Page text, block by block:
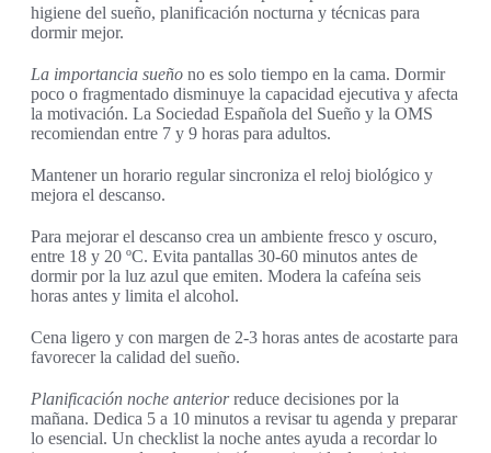
higiene del sueño, planificación nocturna y técnicas para
dormir mejor.
La importancia sueño no es solo tiempo en la cama. Dormir
poco o fragmentado disminuye la capacidad ejecutiva y afecta
la motivación. La Sociedad Española del Sueño y la OMS
recomiendan entre 7 y 9 horas para adultos.
Mantener un horario regular sincroniza el reloj biológico y
mejora el descanso.
Para mejorar el descanso crea un ambiente fresco y oscuro,
entre 18 y 20 ºC. Evita pantallas 30-60 minutos antes de
dormir por la luz azul que emiten. Modera la cafeína seis
horas antes y limita el alcohol.
Cena ligero y con margen de 2-3 horas antes de acostarte para
favorecer la calidad del sueño.
Planificación noche anteriorreduce decisiones por la
mañana. Dedica 5 a 10 minutos a revisar tu agenda y preparar
lo esencial. Un checklist la noche antes ayuda a recordar lo